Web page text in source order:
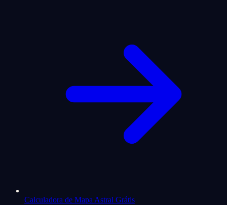
Calculadora de Mapa Astral Grátis